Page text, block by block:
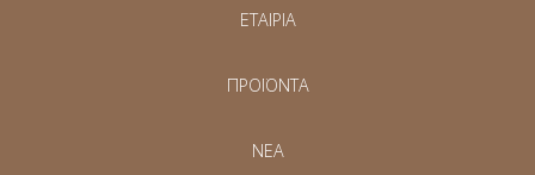
ΕΤΑΙΡΙΑ
ΠΡΟΪΟΝΤΑ
NEA